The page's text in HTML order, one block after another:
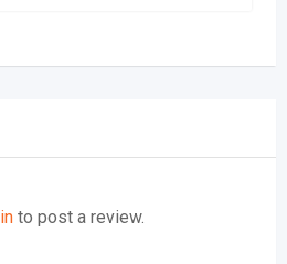
to post a review.